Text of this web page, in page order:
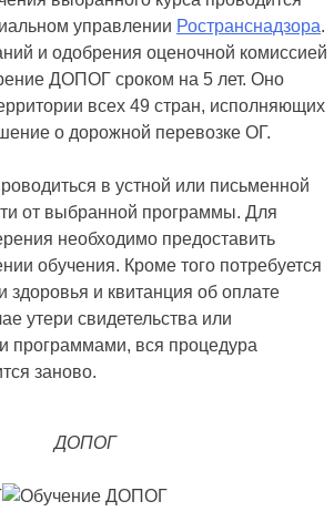
управлении Ространснадзора.
и одобрения оценочной комиссией
ДОПОГ сроком на 5 лет. Оно
всех 49 стран, исполняющих
о дорожной перевозке ОГ.
в устной или письменной
от выбранной программы. Для
необходимо предоставить
обучения. Кроме того потребуется
здоровья и квитанция об оплате
утери свидетельства или
программами, вся процедура
заново.
ДОПОГ